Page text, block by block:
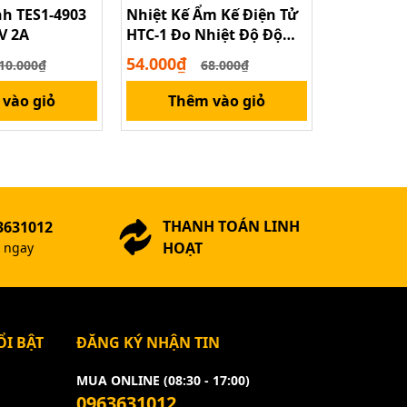
TES1-4903
2A
giỏ
Nhiệt Kế Ẩm Kế Điện Tử
HTC-1 Đo Nhiệt Độ Độ
Ẩm Trong Nhà Ngoài
Trời
54.000₫ 68.000₫
Thêm vào giỏ
THANH TOÁN LINH
HOẠT
BẬT ĐĂNG KÝ NHẬN TIN
MUA ONLINE (08:30 - 17:00)